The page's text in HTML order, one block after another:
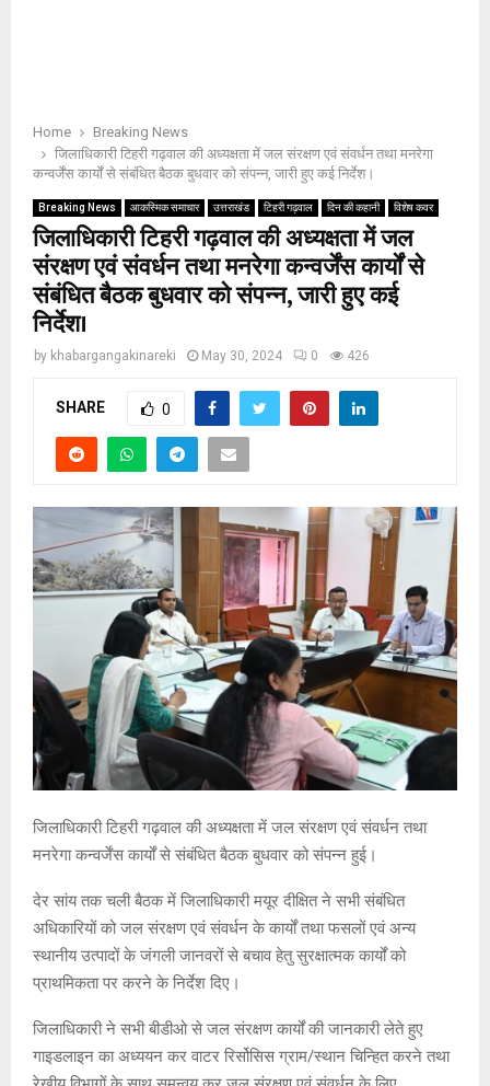
Home
Breaking News
जिलाधिकारी टिहरी गढ़वाल की अध्यक्षता में जल संरक्षण एवं संवर्धन तथा मनरेगा
कन्वर्जेंस कार्यों से संबंधित बैठक बुधवार को संपन्न, जारी हुए कई निर्देश।
Breaking News आकस्मिक समाचार उत्तराखंड टिहरी गढ़वाल दिन की कहानी विशेष कवर
जिलाधिकारी टिहरी गढ़वाल की अध्यक्षता में जल
संरक्षण एवं संवर्धन तथा मनरेगा कन्वर्जेंस कार्यों से
संबंधित बैठक बुधवार को संपन्न, जारी हुए कई
निर्देश।
by khabargangakinareki May 30, 2024 0 426
SHARE 0
जिलाधिकारी टिहरी गढ़वाल की अध्यक्षता में जल संरक्षण एवं संवर्धन तथा
मनरेगा कन्वर्जेंस कार्यों से संबंधित बैठक बुधवार को संपन्न हुई।
देर सांय तक चली बैठक में जिलाधिकारी मयूर दीक्षित ने सभी संबंधित
अधिकारियों को जल संरक्षण एवं संवर्धन के कार्यों तथा फसलों एवं अन्य
स्थानीय उत्पादों के जंगली जानवरों से बचाव हेतु सुरक्षात्मक कार्यों को
प्राथमिकता पर करने के निर्देश दिए।
जिलाधिकारी ने सभी बीडीओ से जल संरक्षण कार्यों की जानकारी लेते हुए
गाइडलाइन का अध्ययन कर वाटर रिर्सोसिस ग्राम/स्थान चिन्हित करने तथा